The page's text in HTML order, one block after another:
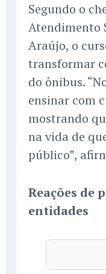
Segundo o
Atendimento
Araújo, o
transformar
do ônibus.
ensinar com
mostrando
na vida de
público”,
Reações de
entidades